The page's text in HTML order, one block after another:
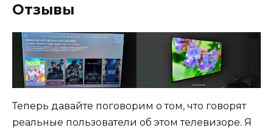
Отзывы
Теперь давайте поговорим о том, что говорят
реальные пользователи об этом телевизоре. Я